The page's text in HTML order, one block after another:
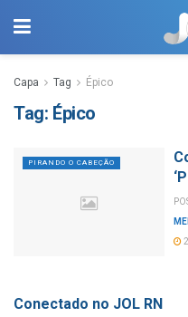
Capa Tag Épico
Tag: Épico
PIRANDO O CABEÇÃO
Conectado no JOL RN